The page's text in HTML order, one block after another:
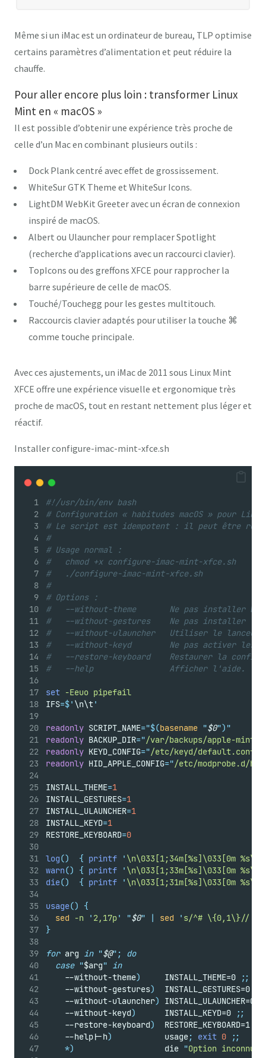
Même si un iMac est un ordinateur de bureau, TLP optimise
certains paramètres d’alimentation et peut réduire la
chauffe.
Pour aller encore plus loin : transformer Linux
Mint en « macOS »
Il est possible d’obtenir une expérience très proche de
celle d’un Mac en combinant plusieurs outils :
Dock Plankcentré avec effet de grossissement.
WhiteSur GTK Theme et WhiteSur Icons.
LightDM WebKit Greeteravec un écran de connexion
inspiré de macOS.
Albert ou Ulauncher pour remplacer Spotlight
(recherche d’applications avec un raccourci clavier).
TopIcons ou des greffons XFCE pour rapprocher la
barre supérieure de celle de macOS.
Touché/Touchegg pour les gestes multitouch.
Raccourcis clavieradaptés pour utiliser la touche ⌘
comme touche principale.
Avec ces ajustements, un iMac de 2011 sous Linux Mint
XFCE offre une expérience visuelle et ergonomique très
proche de macOS, tout en restant nettement plus léger et
réactif.
Installer configure-imac-mint-xfce.sh
#!/usr/bin/env bash
# Configuration « habitudes macOS » pour
# Le script est idempotent : il peut être
#
# Usage normal :
#   chmod +x configure-imac-mint-xfce.sh
#   ./configure-imac-mint-xfce.sh
#
# Options :
#   --without-theme       Ne pas installer
#   --without-gestures    Ne pas installer
#   --without-ulauncher   Utiliser le lanceur
#   --without-keyd        Ne pas activer les
#   --restore-keyboard    Restaurer la
#   --help                Afficher l'aide.
set -Eeuo pipefail
IFS=$' \n\t'
readonly SCRIPT_NAME="$(basename "$0")"
readonly BACKUP_DIR="/var/backups/apple-mint-
readonly KEYD_CONFIG="/etc/keyd/default.conf
readonly HID_APPLE_CONFIG="/etc/modprobe.d/
INSTALL_THEME=1
INSTALL_GESTURES=1
INSTALL_ULAUNCHER=1
INSTALL_KEYD=1
RESTORE_KEYBOARD=0
log() { printf ' \n\033[1;34m[%s]\033[0m %s\n
warn() { printf ' \n\033[1;33m[%s]\033[0m %s\n
die() { printf ' \n\033[1;31m[%s]\033[0m %s\n
usage()
{
sed
-n ' 2,17p' "$0" sed ' s/^# \{0,1\}//
}
for arg in "$@" ;
do
case "$arg" in
    --without-theme
)
     INSTALL_THEME=0
;;
    --without-gestures
)
  INSTALL_GESTURES=0
    --without-ulauncher
) INSTALL_ULAUNCHER=0
    --without-keyd
)
      INSTALL_KEYD=0
;;
    --restore-keyboard
)
  RESTORE_KEYBOARD=1
    --help
|-h)
           usage
; exit 0
;;
*)
                   die
"Option